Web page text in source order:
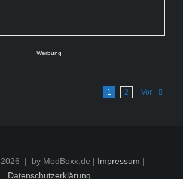
Werbung
1 2 Vor
2026 | by ModBoxx.de | Impressum |
Datenschutzerklärung